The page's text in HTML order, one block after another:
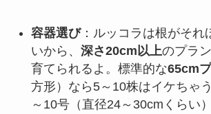
容器選び：ルッコラは根がそれ
いから、 深さ20cm以上のプラ
育てられるよ。標準的な65cm
方形）なら5～10株はイケちゃ
～10号（直径24～30cmくらい